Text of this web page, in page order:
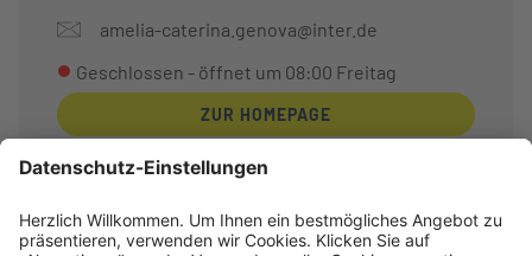
amelia-caterina.genova@inter.de
Geschlossen - öffnet um 08:00 Freitag
ZUR HOMEPAGE
Sie sind hier: Startseite Deutschland Ludwigshafen am Rhein